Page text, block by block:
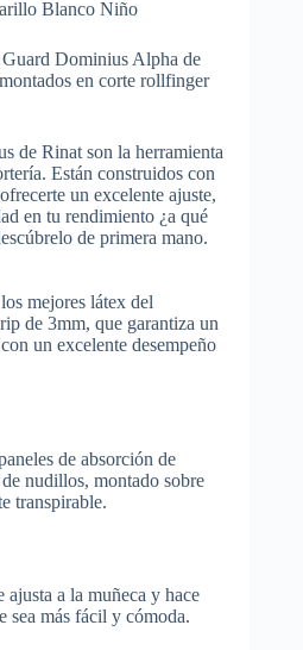
Blanco Niño
Dominius Alpha de
en corte rollfinger
de Rinat son la herramienta
Están construidos con
un excelente ajuste,
en tu rendimiento ¿a qué
de primera mano.
mejores látex del
de 3mm, que garantiza un
un excelente desempeño
de absorción de
nudillos, montado sobre
transpirable.
ajusta a la muñeca y hace
sea más fácil y cómoda.